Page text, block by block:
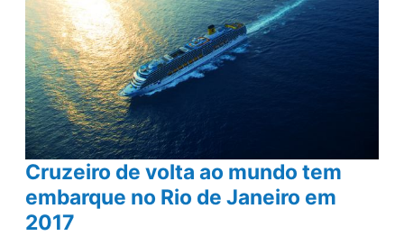
itinerário
de
8
meses
passando
por
59
países
Cruzeiro de volta ao mundo tem
embarque no Rio de Janeiro em
2017